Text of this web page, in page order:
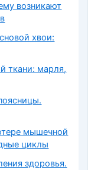
возникают
хвои:
ткани: марля,
мышечной
циклы
здоровья.